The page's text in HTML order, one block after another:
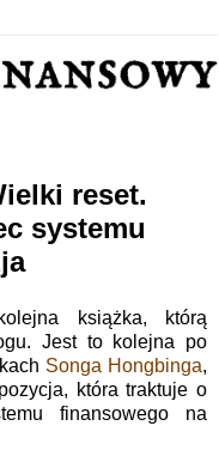
reset.
systemu
książka, którą
Jest to kolejna po
Songa Hongbinga,
pozycja, która traktuje o
finansowego na